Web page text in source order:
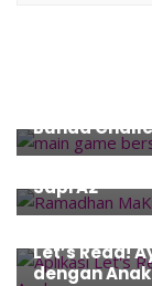
Bunda
Event,Food,
Sapi A2
Books,
Let’s Read!
dengan Anak